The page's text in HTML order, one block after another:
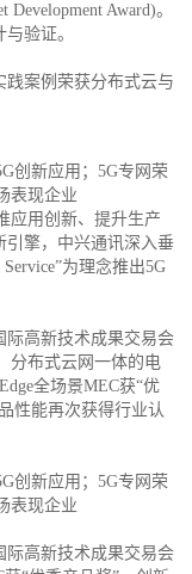
Development Award)。
验证。
践案例荣获分布式云与
创新应用；5G专网荣
表现企业
应用创新、提升生产
引擎，中兴通讯深入垂
Service”为理念推出5G
际高新技术成果交易会
分布式云网一体的电
全场景MEC获“优
性能再次获得行业认
创新应用；5G专网荣
表现企业
际高新技术成果交易会